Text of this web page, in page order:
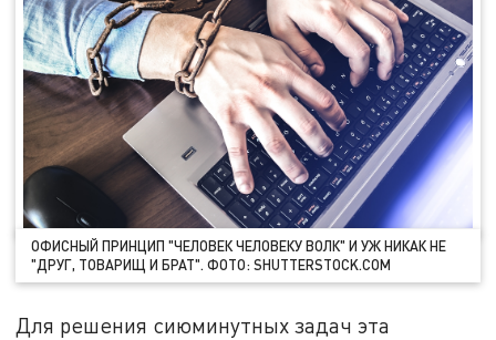
ОФИСНЫЙ ПРИНЦИП "ЧЕЛОВЕК ЧЕЛОВЕКУ ВОЛК" И УЖ НИКАК НЕ
"ДРУГ, ТОВАРИЩ И БРАТ". ФОТО: SHUTTERSTOCK.COM
Для решения сиюминутных задач эта